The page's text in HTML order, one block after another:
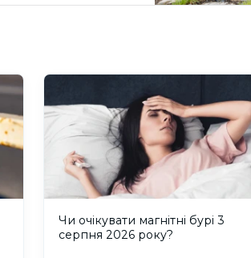
Чи очікувати магнітні бурі 3
серпня 2026 року?